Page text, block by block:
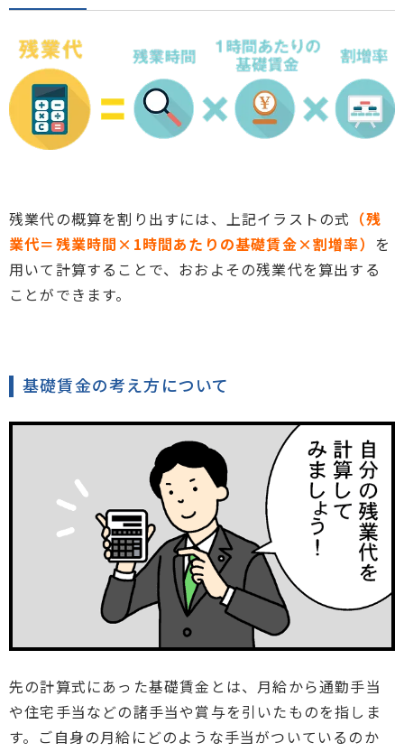
残業代の概算を割り出すには、上記イラストの式 （残
業代＝残業時間×1時間あたりの基礎賃金×割増率） を
用いて計算することで、おおよその残業代を算出する
ことができます。
基礎賃金の考え方について
先の計算式にあった基礎賃金とは、月給から通勤手当
や住宅手当などの諸手当や賞与を引いたものを指しま
す。ご自身の月給にどのような手当がついているのか